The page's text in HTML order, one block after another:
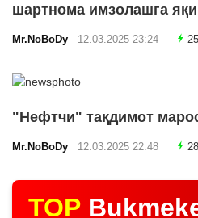
шартнома имзолашга
Mr.NoBoDy 12.03.2025 23:24
"Нефтчи" тақдимот
Mr.NoBoDy 12.03.2025 22:48
TOP